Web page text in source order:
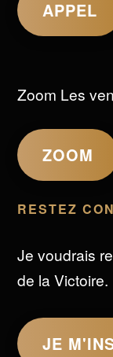
APPEL
Zoom Les
ZOOM
RESTEZ
Je voudrais
de la Victoire.
JE